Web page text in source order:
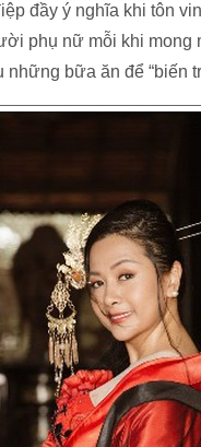
đầy ý nghĩa khi tôn
phụ nữ mỗi khi mong
bữa ăn để “biến